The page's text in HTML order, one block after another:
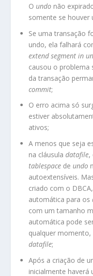
O undo não
somente se houver
Se uma transação
undo, ela falhará
extend segment in
causou o problema
da transação
commit;
O erro acima só
estiver
ativos;
A menos que seja
na cláusula datafile,
tablespacede undo
autoextensíveis.
criado com o DBCA
automática para os
com um tamanho
automática pode
qualquer
datafile;
Após a criação de
inicialmente haverá